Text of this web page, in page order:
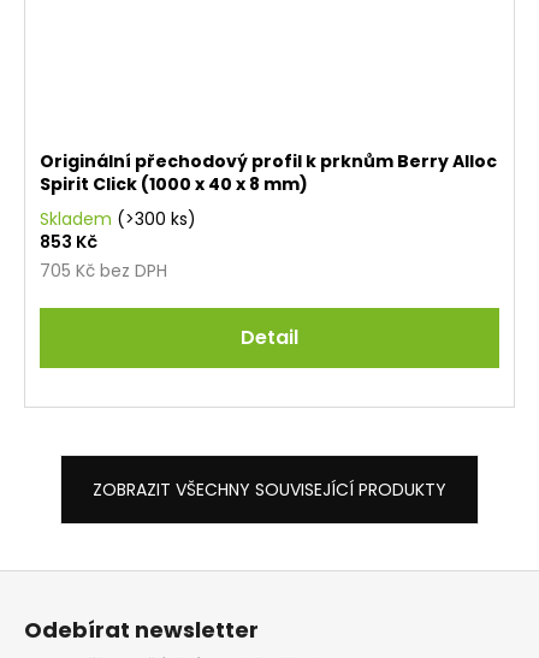
Originální přechodový profil k prknům Berry Alloc
Spirit Click (1000 x 40 x 8 mm)
Skladem (>300 ks)
705 Kč bez DPH
853 Kč
Detail
ZOBRAZIT VŠECHNY SOUVISEJÍCÍ PRODUKTY
Odebírat newsletter